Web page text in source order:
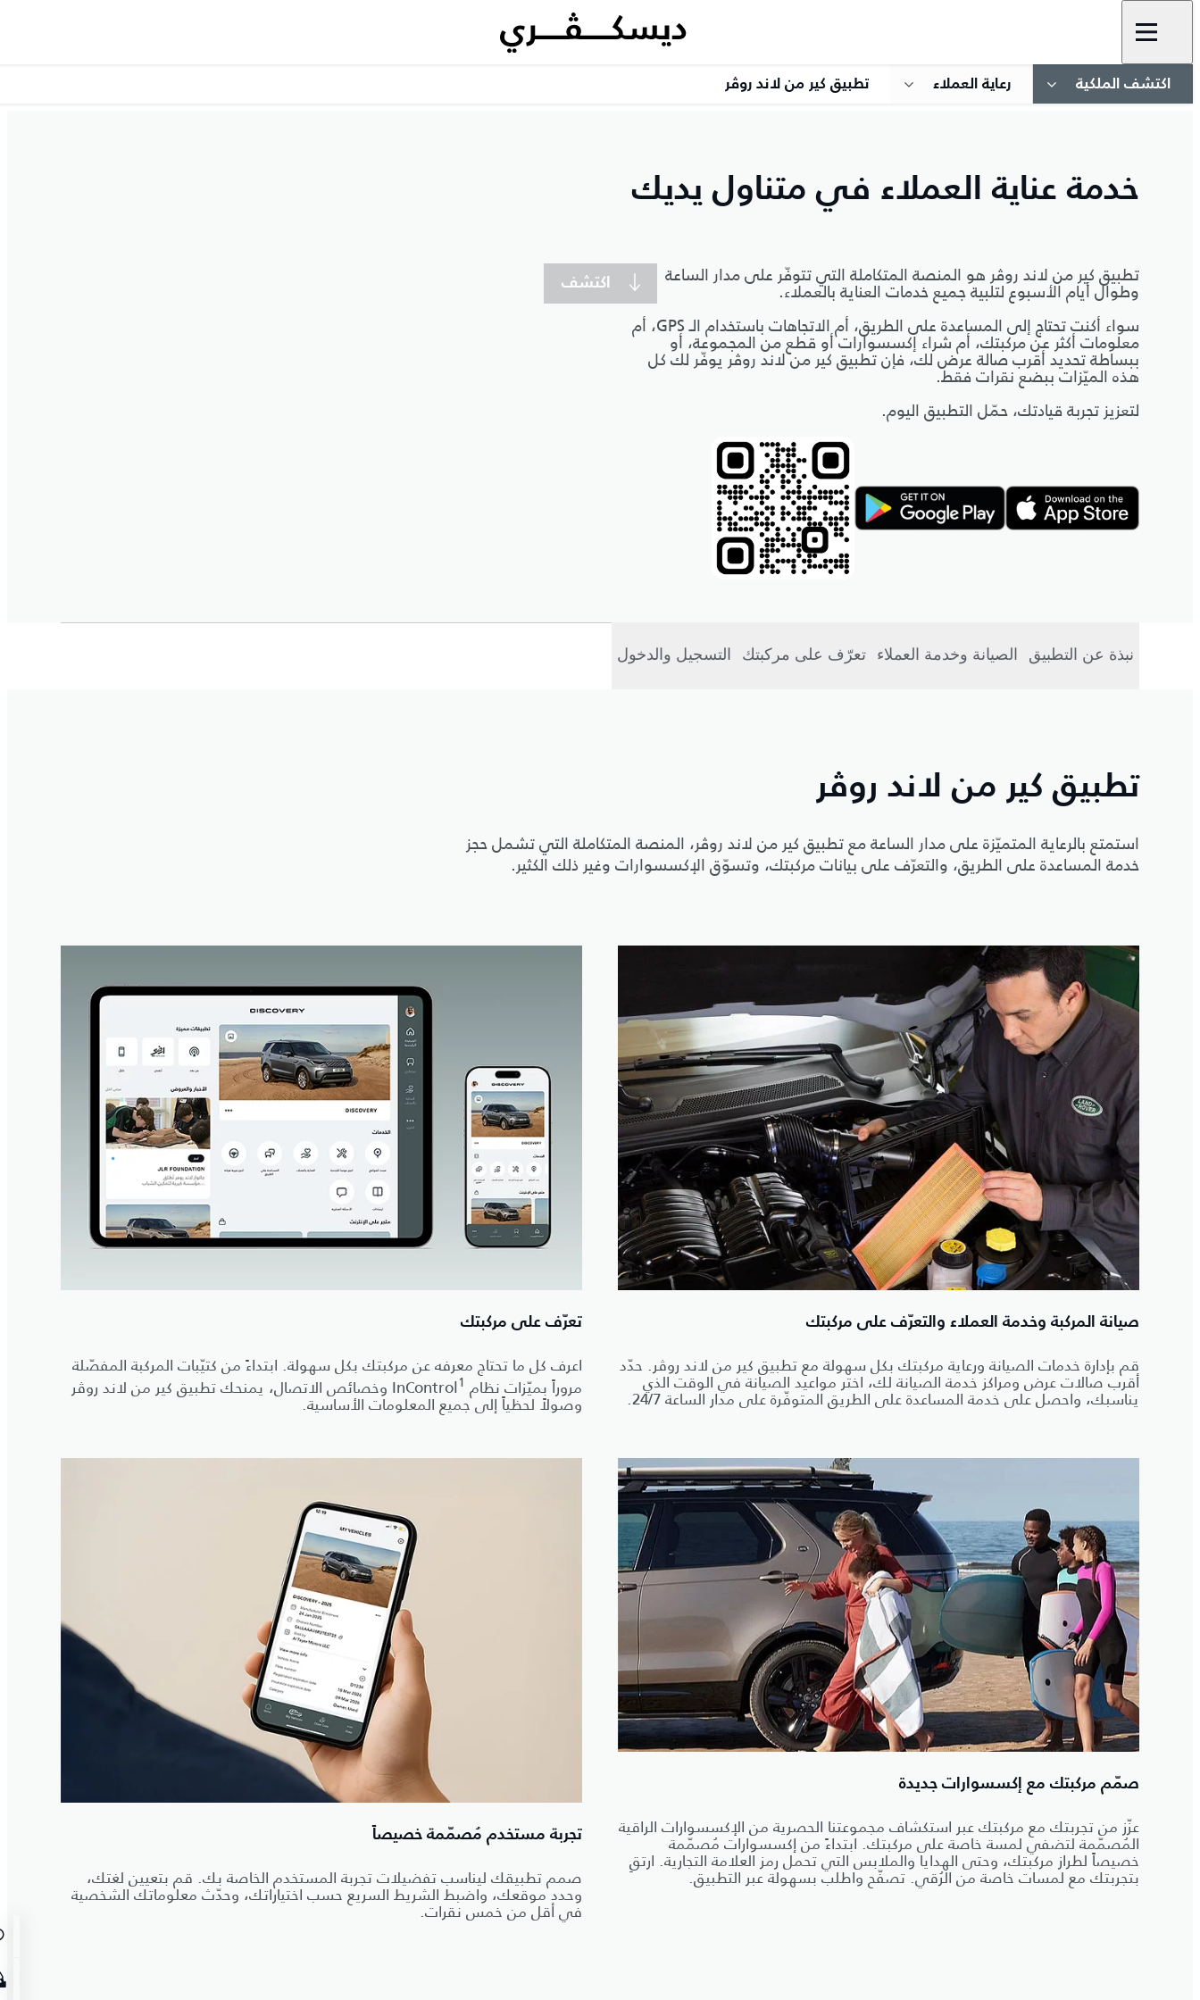
اكتشف الملكية رعاية العملاء تطبيق كير من لاند روڤر
اكتشف
خدمة عناية العملاء في متناول يديك
تطبيق كير من لاند روڤر هو المنصة المتكاملة التي تتوفّر على مدار الساعة
وطوال أيام الأسبوع لتلبية جميع خدمات العناية بالعملاء.
سواء أكنت تحتاج إلى المساعدة على الطريق، أم الاتجاهات باستخدام الـ GPS، أم
معلومات أكثر عن مركبتك، أم شراء إكسسوارات أو قطع من المجموعة، أو
ببساطة تحديد أقرب صالة عرض لك، فإن تطبيق كير من لاند روڤر يوفّر لك كل
هذه الميّزات ببضع نقرات فقط.
لتعزيز تجربة قيادتك، حمّل التطبيق اليوم.
نبذة عن التطبيق الصيانة وخدمة العملاء تعرّف على مركبتك التسجيل والدخول
تطبيق كير من لاند روڤر
استمتع بالرعاية المتميّزة على مدار الساعة مع تطبيق كير من لاند روڤر، المنصة المتكاملة التي تشمل حجز
خدمة المساعدة على الطريق، والتعرّف على بيانات مركبتك، وتسوّق الإكسسوارات وغير ذلك الكثير.
صيانة المركبة وخدمة العملاء والتعرّف على مركبتك
قم بإدارة خدمات الصيانة ورعاية مركبتك بكل سهولة مع تطبيق كير من لاند روڤر. حدّد
أقرب صالات عرض ومراكز خدمة الصيانة لك، اختر مواعيد الصيانة في الوقت الذي
يناسبك، واحصل على خدمة المساعدة على الطريق المتوفّرة على مدار الساعة 24/7.
تعرّف على مركبتك
اعرف كل ما تحتاج معرفه عن مركبتك بكل سهولة. ابتداءً من كتيّبات المركبة المفصّلة
مروراً بميّزات نظام InControl 1 وخصائص الاتصال، يمنحك تطبيق كير من لاند روڤر
وصولاً لحظياً إلى جميع المعلومات الأساسية.
صمّم مركبتك مع إكسسوارات جديدة
عزّز من تجربتك مع مركبتك عبر استكشاف مجموعتنا الحصرية من الإكسسوارات الراقية
المُصمّمة لتضفي لمسة خاصة على مركبتك. ابتداءً من إكسسوارات مُصمّمة
خصيصاً لطراز مركبتك، وحتى الهدايا والملابس التي تحمل رمز العلامة التجارية. ارتقِ
بتجربتك مع لمسات خاصة من الرُقي. تصفّح واطلب بسهولة عبر التطبيق.
تجربة مستخدم مُصمّمة خصيصاً
صمم تطبيقك ليناسب تفضيلات تجربة المستخدم الخاصة بك. قم بتعيين لغتك،
وحدد موقعك، واضبط الشريط السريع حسب اختياراتك، وحدّث معلوماتك الشخصية
في أقل من خمس نقرات.